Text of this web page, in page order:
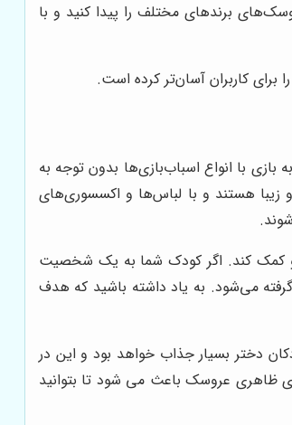
برندهای مختلف را پیدا کنید و با
برای کاربران آسان‌تر کرده است.
با انواع اسباب‌بازی‌ها بدون توجه به
زیبا هستند و با لباس‌ها و اکسسوری‌های
او کمک کند. اگر کودک شما به یک شخصیت
می‌شود. به یاد داشته باشید که هدف
دختر بسیار جذاب خواهد بود و این در
ظاهری عروسک باعث می شود تا بتوانید